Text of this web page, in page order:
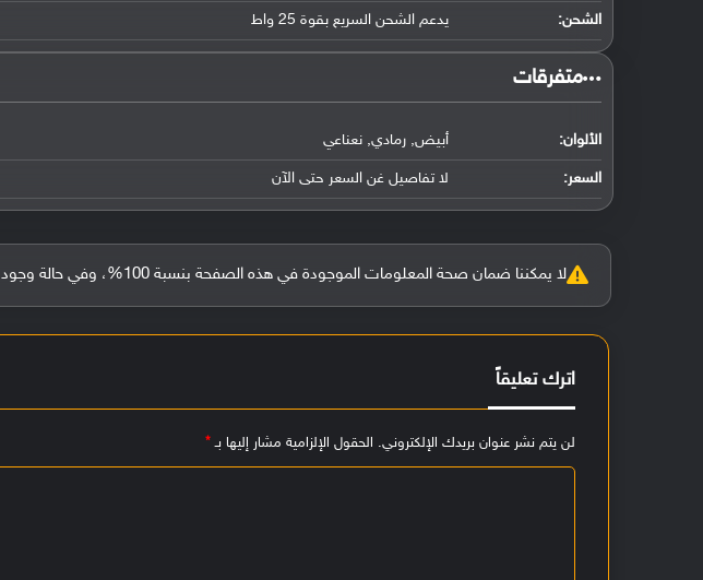
الشحن: يدعم الشحن السريع بقوة 25 واط
‏متفرقات‏
الألوان: أبيض, رمادي, نعناعي
السعر: لا تفاصيل غن السعر حتى الآن
لا يمكننا ضمان صحة المعلومات الموجودة في هذه الصفحة بنسبة 100%، وفي حالة وجود خطأ يُرجى
اترك تعليقاً
لن يتم نشر عنوان بريدك الإلكتروني. الحقول الإلزامية مشار إليها بـ*